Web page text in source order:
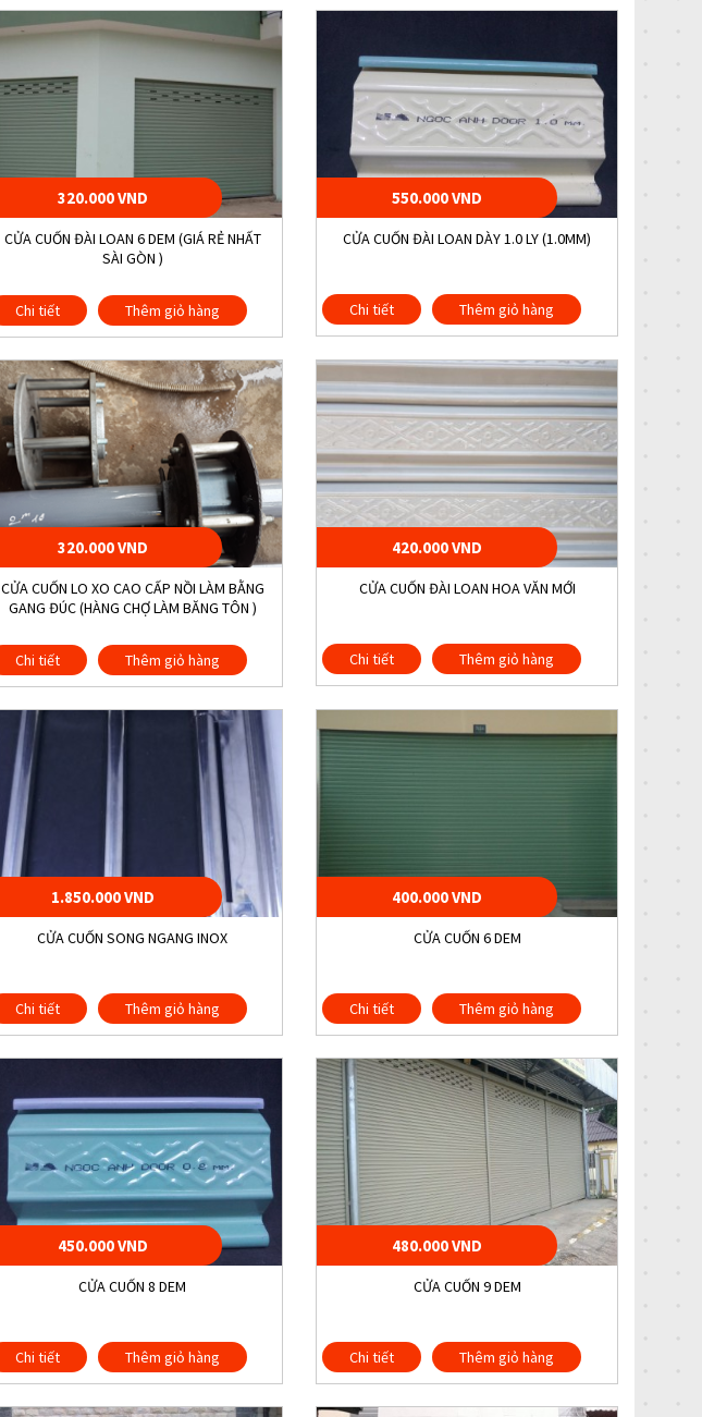
320.000 VND
CỬA CUỐN ĐÀI LOAN 6 DEM (GIÁ RẺ NHẤT
SÀI GÒN )
Chi tiết Thêm giỏ hàng
550.000 VND
CỬA CUỐN ĐÀI LOAN DÀY 1.0 LY (1.0MM)
Chi tiết Thêm giỏ hàng
320.000 VND
CỬA CUỐN LO XO CAO CẤP NỒI LÀM BẰNG
GANG ĐÚC (HÀNG CHỢ LÀM BĂNG TÔN )
Chi tiết Thêm giỏ hàng
420.000 VND
CỬA CUỐN ĐÀI LOAN HOA VĂN MỚI
Chi tiết Thêm giỏ hàng
1.850.000 VND
CỬA CUỐN SONG NGANG INOX
Chi tiết Thêm giỏ hàng
400.000 VND
CỬA CUỐN 6 DEM
Chi tiết Thêm giỏ hàng
450.000 VND
CỬA CUỐN 8 DEM
Chi tiết Thêm giỏ hàng
480.000 VND
CỬA CUỐN 9 DEM
Chi tiết Thêm giỏ hàng